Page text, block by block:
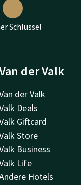
Schlüssel
der Valk
der Valk
Deals
Giftcard
Store
Business
Life
Hotels